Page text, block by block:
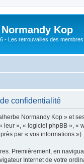
Kop
- Les retrouvailles des
confidentialité
Normandy Kop » et
», « logiciel phpBB »,
par « vos informations »).
Premièrement, en
Internet de votre